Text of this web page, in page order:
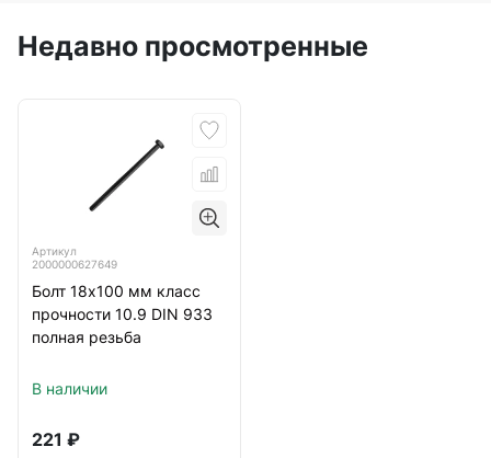
Недавно просмотренные
Артикул
2000000627649
Болт 18х100 мм класс
прочности 10.9 DIN 933
полная резьба
В наличии
221 ₽